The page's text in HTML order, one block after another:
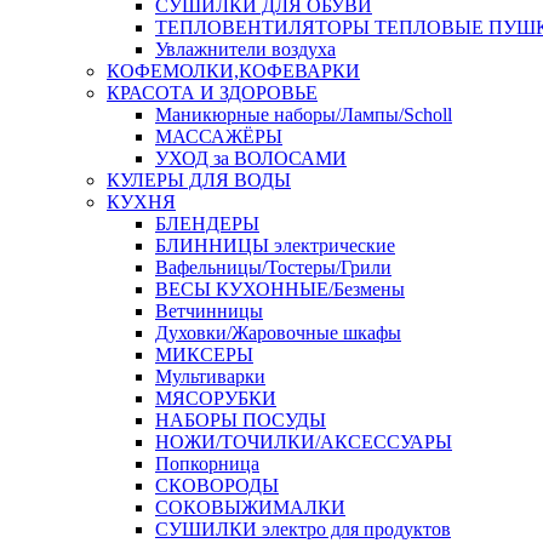
СУШИЛКИ ДЛЯ ОБУВИ
ТЕПЛОВЕНТИЛЯТОРЫ ТЕПЛОВЫЕ
Увлажнители воздуха
КОФЕМОЛКИ,КОФЕВАРКИ
КРАСОТА И ЗДОРОВЬЕ
Маникюрные наборы/Лампы/Scholl
МАССАЖЁРЫ
УХОД за ВОЛОСАМИ
КУЛЕРЫ ДЛЯ ВОДЫ
КУХНЯ
БЛЕНДЕРЫ
БЛИННИЦЫ электрические
Вафельницы/Тостеры/Грили
ВЕСЫ КУХОННЫЕ/Безмены
Ветчинницы
Духовки/Жаровочные шкафы
МИКСЕРЫ
Мультиварки
МЯСОРУБКИ
НАБОРЫ ПОСУДЫ
НОЖИ/ТОЧИЛКИ/АКСЕССУАРЫ
Попкорница
СКОВОРОДЫ
СОКОВЫЖИМАЛКИ
СУШИЛКИ электро для продуктов